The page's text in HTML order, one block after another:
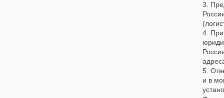
3.
4.
5.
и в